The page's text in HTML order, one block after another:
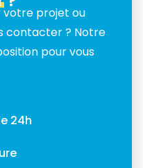
votre projet ou
contacter ? Notre
pour vous
24h